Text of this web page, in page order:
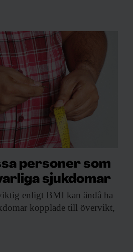
personer som
sjukdomar
enligt BMI kan ändå ha
kopplade till övervikt,